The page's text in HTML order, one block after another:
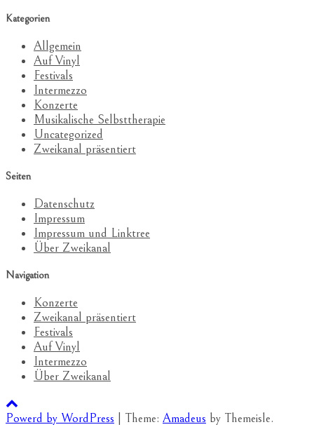
Kategorien
Allgemein
Auf Vinyl
Festivals
Intermezzo
Konzerte
Musikalische Selbsttherapie
Uncategorized
Zweikanal präsentiert
Seiten
Datenschutz
Impressum
Impressum und Linktree
Über Zweikanal
Navigation
Konzerte
Zweikanal präsentiert
Festivals
Auf Vinyl
Intermezzo
Über Zweikanal
Powerd by WordPress Theme: Amadeus by Themeisle.